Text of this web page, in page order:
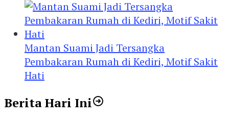
Mantan Suami Jadi Tersangka
Pembakaran Rumah di Kediri, Motif Sakit
Hati
Berita Hari Ini